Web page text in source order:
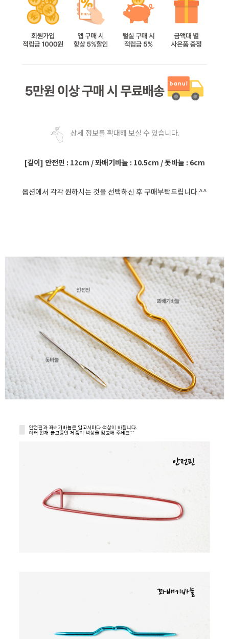
상세 정보를 확대해 보실 수 있습니다.
[길이] 안전핀 : 12cm / 꽈배기바늘 : 10.5cm / 돗바늘 : 6cm
옵션에서 각각 원하시는 것을 선택하신 후 구매부탁드립니다.^^